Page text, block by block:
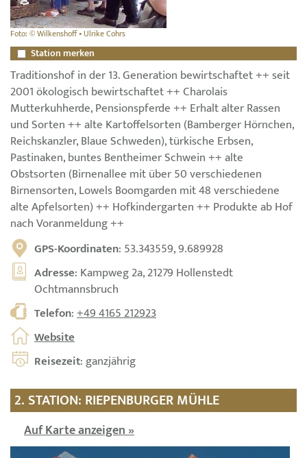
Foto: © Wilkenshoff • Ulrike Cohrs
Station merken
Traditionshof in der 13. Generation bewirtschaftet ++ seit
2001 ökologisch bewirtschaftet ++ Charolais
Mutterkuhherde, Pensionspferde ++ Erhalt alter Rassen
und Sorten ++ alte Kartoffelsorten (Bamberger Hörnchen,
Reichskanzler, Blaue Schweden), türkische Erbsen,
Pastinaken, buntes Bentheimer Schwein ++ alte
Obstsorten (Birnenallee mit über 50 verschiedenen
Birnensorten, Lowels Boomgarden mit 48 verschiedene
alte Apfelsorten) ++ Hofkindergarten ++ Produkte ab Hof
nach Voranmeldung ++
GPS-Koordinaten: 53.343559, 9.689928
Adresse: Kampweg 2a, 21279 Hollenstedt
Ochtmannsbruch
Telefon:+49 4165 212923
Website
Reisezeit: ganzjährig
2. STATION: RIEPENBURGER MÜHLE
Auf Karte anzeigen »